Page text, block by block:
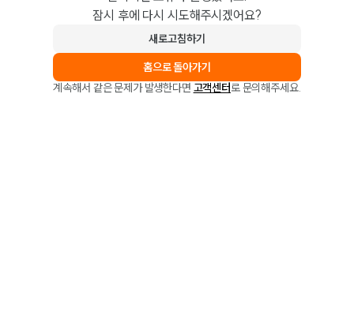
잠시 후에 다시 시도해주시겠어요?
새로고침하기
홈으로 돌아가기
계속해서 같은 문제가 발생한다면 고객센터로 문의해주세요.